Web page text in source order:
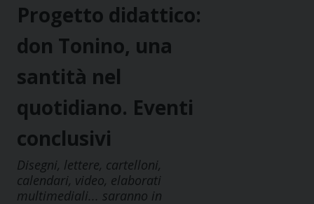
Progetto didattico:
don Tonino, una
santità nel
quotidiano. Eventi
conclusivi
Disegni, lettere, cartelloni,
calendari, video, elaborati
multimediali... saranno in